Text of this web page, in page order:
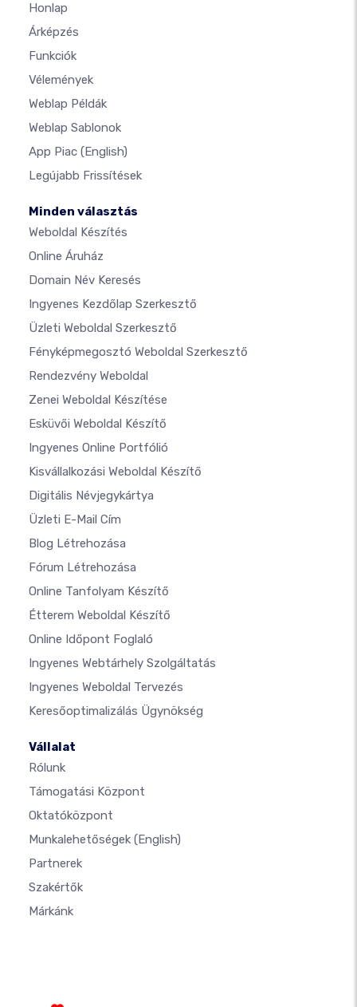
Honlap
Árképzés
Funkciók
Vélemények
Weblap Példák
Weblap Sablonok
App Piac (English)
Legújabb Frissítések
Minden választás
Weboldal Készítés
Online Áruház
Domain Név Keresés
Ingyenes Kezdőlap Szerkesztő
Üzleti Weboldal Szerkesztő
Fényképmegosztó Weboldal Szerkesztő
Rendezvény Weboldal
Zenei Weboldal Készítése
Esküvői Weboldal Készítő
Ingyenes Online Portfólió
Kisvállalkozási Weboldal Készítő
Digitális Névjegykártya
Üzleti E-Mail Cím
Blog Létrehozása
Fórum Létrehozása
Online Tanfolyam Készítő
Étterem Weboldal Készítő
Online Időpont Foglaló
Ingyenes Webtárhely Szolgáltatás
Ingyenes Weboldal Tervezés
Keresőoptimalizálás Ügynökség
Vállalat
Rólunk
Támogatási Központ
Oktatóközpont
Munkalehetőségek (English)
Partnerek
Szakértők
Márkánk